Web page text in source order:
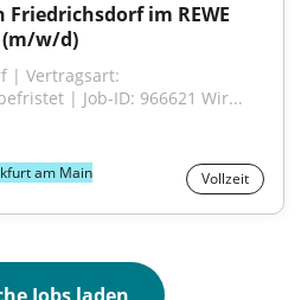
im REWE
(m/w/d)
| Vertragsart:
| Job-ID: 966621 Wir...
am Main Vollzeit